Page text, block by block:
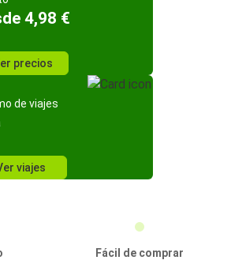
4,98 €
precios
de viajes
viajes
Fácil de comprar